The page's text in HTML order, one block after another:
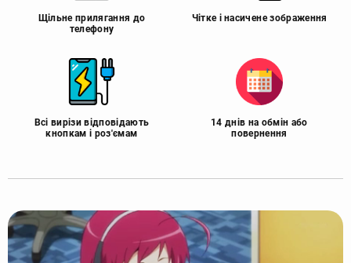
Щільне прилягання до
телефону
Чітке і насичене зображення
Всі вирізи відповідають
кнопкам і роз'ємам
14 днів на обмін або
повернення